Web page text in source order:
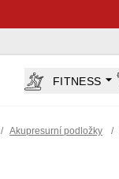
FITNESS
/ Akupresurní podložky /